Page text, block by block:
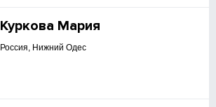
Куркова Мария
Россия, Нижний Одес